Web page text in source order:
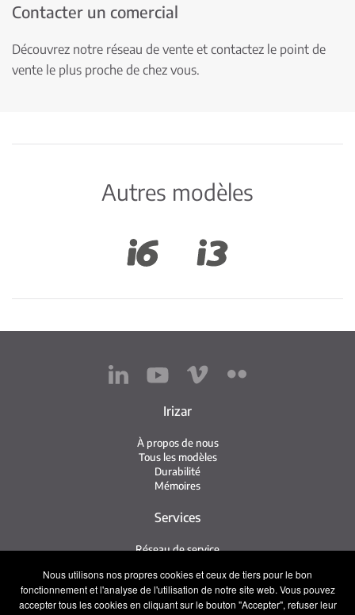
Nous utilisons nos propres cookies et ceux de tiers pour le bon
fonctionnement et l'analyse de l'utilisation de notre site web. Vous pouvez
accepter tous les cookies en cliquant sur le bouton "Accepter", refuser leur
Contacter un comercial
Découvrez notre réseau de vente et contactez le point de
vente le plus proche de chez vous.
Autres modèles
Irizar
À propos de nous
Tous les modèles
Durabilité
Mémoires
Services
Réseau de service
iService
Usés